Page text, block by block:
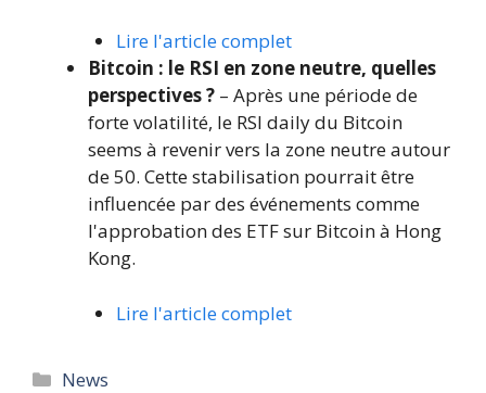
Lire l'article complet
Bitcoin : le RSI en zone neutre, quelles
perspectives ? – Après une période de
forte volatilité, le RSI daily du Bitcoin
seems à revenir vers la zone neutre autour
de 50. Cette stabilisation pourrait être
influencée par des événements comme
l'approbation des ETF sur Bitcoin à Hong
Kong.
Lire l'article complet
Catégories
News